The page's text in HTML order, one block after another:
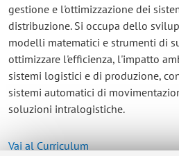
gestione e l'ottimizzazione dei
distribuzione. Si occupa dello
modelli matematici e strumenti di
ottimizzare l'efficienza, l'impatto
sistemi logistici e di produzione,
sistemi automatici di
soluzioni intralogistiche.
Vai al Curriculum